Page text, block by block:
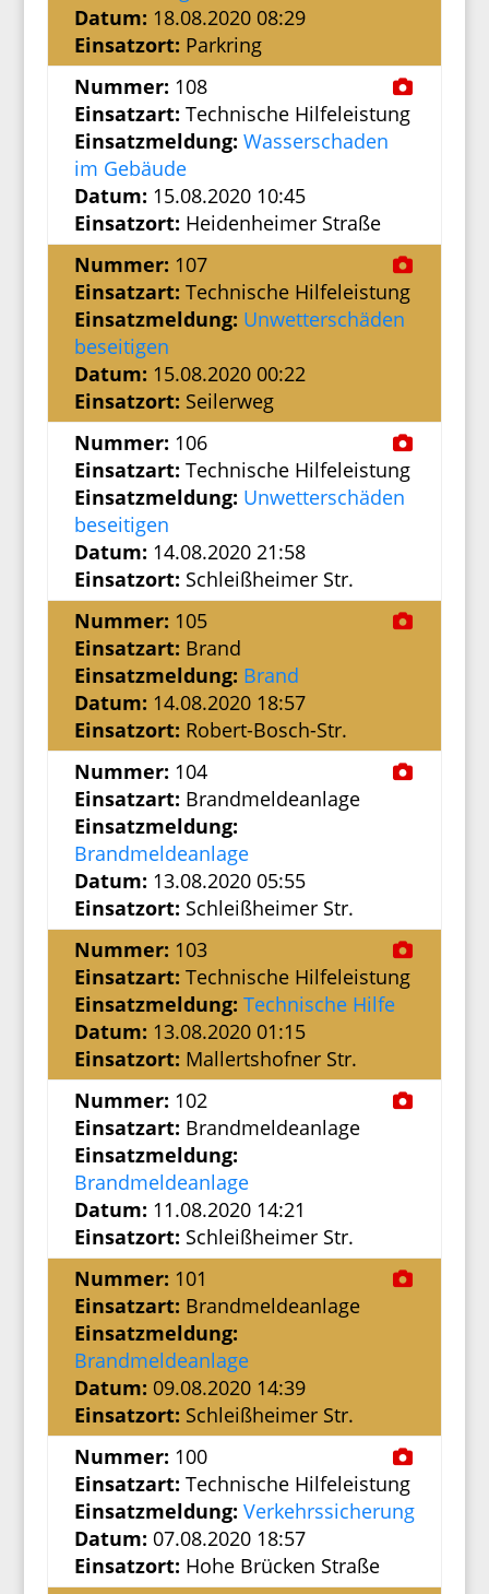
Datum: 18.08.2020 08:29
Einsatzort: Parkring
Nummer: 108
Einsatzart: Technische Hilfeleistung
Einsatzmeldung: Wasserschaden
im Gebäude
Datum: 15.08.2020 10:45
Einsatzort: Heidenheimer Straße
Nummer: 107
Einsatzart: Technische Hilfeleistung
Einsatzmeldung: Unwetterschäden
beseitigen
Datum: 15.08.2020 00:22
Einsatzort: Seilerweg
Nummer: 106
Einsatzart: Technische Hilfeleistung
Einsatzmeldung: Unwetterschäden
beseitigen
Datum: 14.08.2020 21:58
Einsatzort: Schleißheimer Str.
Nummer: 105
Einsatzart: Brand
Einsatzmeldung: Brand
Datum: 14.08.2020 18:57
Einsatzort: Robert-Bosch-Str.
Nummer: 104
Einsatzart: Brandmeldeanlage
Einsatzmeldung:
Brandmeldeanlage
Datum: 13.08.2020 05:55
Einsatzort: Schleißheimer Str.
Nummer: 103
Einsatzart: Technische Hilfeleistung
Einsatzmeldung: Technische Hilfe
Datum: 13.08.2020 01:15
Einsatzort: Mallertshofner Str.
Nummer: 102
Einsatzart: Brandmeldeanlage
Einsatzmeldung:
Brandmeldeanlage
Datum: 11.08.2020 14:21
Einsatzort: Schleißheimer Str.
Nummer: 101
Einsatzart: Brandmeldeanlage
Einsatzmeldung:
Brandmeldeanlage
Datum: 09.08.2020 14:39
Einsatzort: Schleißheimer Str.
Nummer: 100
Einsatzart: Technische Hilfeleistung
Einsatzmeldung: Verkehrssicherung
Datum: 07.08.2020 18:57
Einsatzort: Hohe Brücken Straße